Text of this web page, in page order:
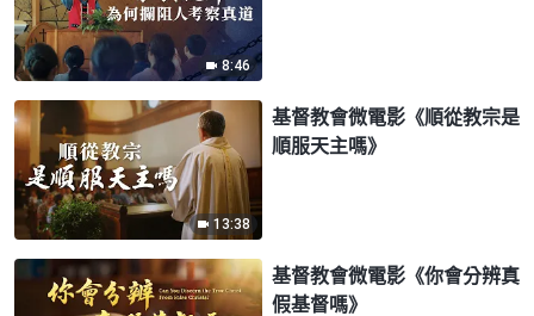
8:46
13:38
基督教會微電影《順從教宗是
順服天主嗎》
基督教會微電影《你會分辨真
假基督嗎》